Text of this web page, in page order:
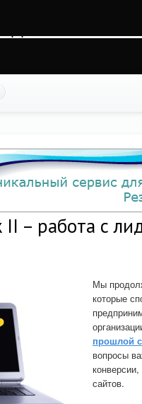
– работа с
Мы
которые
прошлой
вопросы
сайтов.